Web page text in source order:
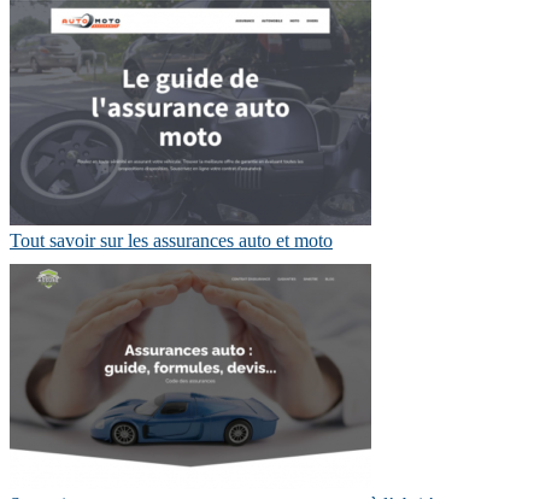
Tout savoir sur les assurances auto et moto